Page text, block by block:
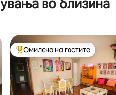
во близина
Меѓу најуспешните „Омилени
Омилено на гостите